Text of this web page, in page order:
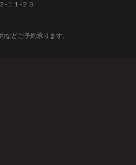
-１１-２３
などご予約承ります。